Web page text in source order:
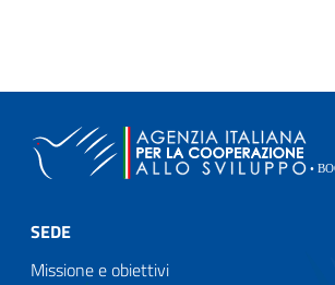
SEDE
Missione e obiettivi